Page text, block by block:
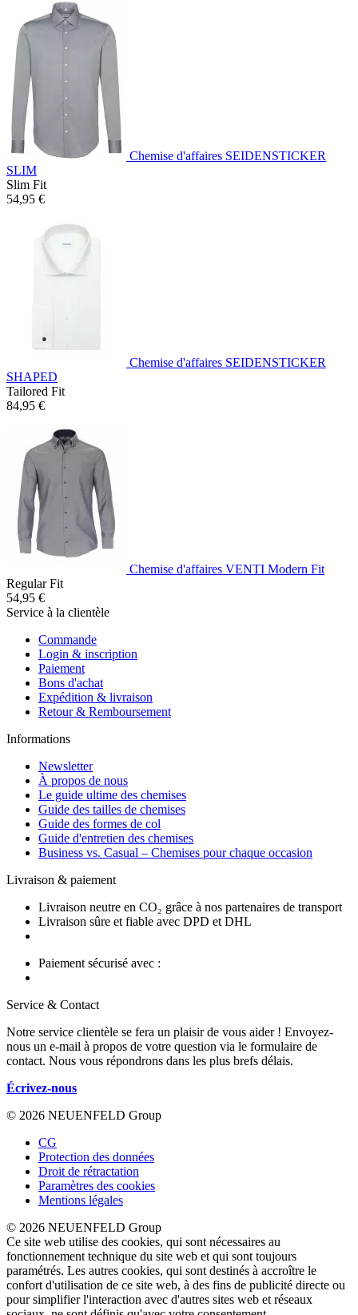
Chemise d'affaires SEIDENSTICKER
SLIM
Slim Fit
54,95 €
Chemise d'affaires SEIDENSTICKER
SHAPED
Tailored Fit
84,95 €
Chemise d'affaires VENTI Modern Fit
Regular Fit
54,95 €
Service à la clientèle
Commande
Login & inscription
Paiement
Bons d'achat
Expédition & livraison
Retour & Remboursement
Informations
Newsletter
À propos de nous
Le guide ultime des chemises
Guide des tailles de chemises
Guide des formes de col
Guide d'entretien des chemises
Business vs. Casual – Chemises pour chaque occasion
Livraison & paiement
Livraison neutre en CO₂ grâce à nos partenaires de transport
Livraison sûre et fiable avec DPD et DHL
Paiement sécurisé avec :
Service & Contact
Notre service clientèle se fera un plaisir de vous aider ! Envoyez-
nous un e-mail à propos de votre question via le formulaire de
contact. Nous vous répondrons dans les plus brefs délais.
Écrivez-nous
© 2026 NEUENFELD Group
CG
Protection des données
Droit de rétractation
Paramètres des cookies
Mentions légales
© 2026 NEUENFELD Group
Ce site web utilise des cookies, qui sont nécessaires au
fonctionnement technique du site web et qui sont toujours
paramétrés. Les autres cookies, qui sont destinés à accroître le
confort d'utilisation de ce site web, à des fins de publicité directe ou
pour simplifier l'interaction avec d'autres sites web et réseaux